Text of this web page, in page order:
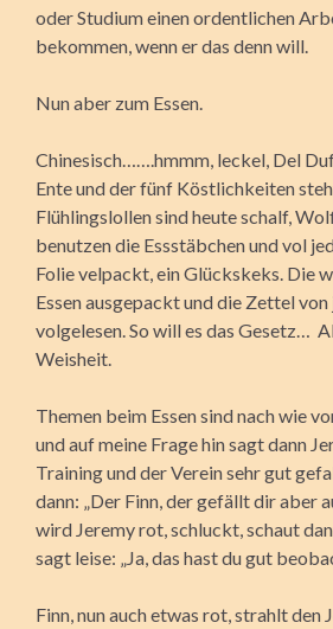
oder Studium einen ordentlichen
bekommen, wenn er das denn will.
Nun aber zum Essen.
Chinesisch…….hmmm, leckel, Del
Ente und der fünf Köstlichkeiten
Flühlingslollen sind heute schalf,
benutzen die Essstäbchen und vol
Folie velpackt, ein Glückskeks. Die
Essen ausgepackt und die Zettel
volgelesen. So will es das Gesetz…
Weisheit.
Themen beim Essen sind nach wie
und auf meine Frage hin sagt dann
Training und der Verein sehr gut
dann: „Der Finn, der gefällt dir aber
wird Jeremy rot, schluckt, schaut
sagt leise: „Ja, das hast du gut
Finn, nun auch etwas rot, strahlt den